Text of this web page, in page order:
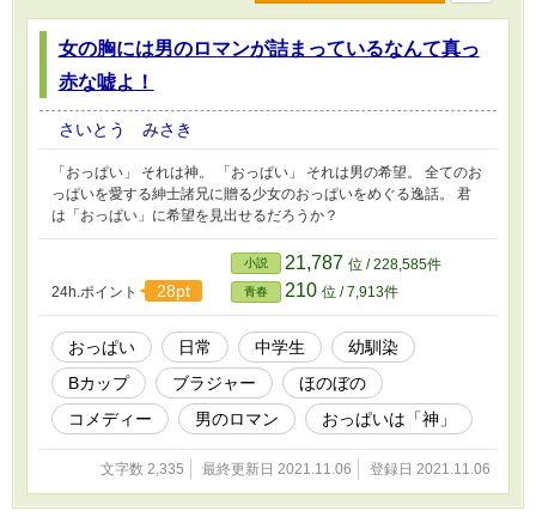
女の胸には男のロマンが詰まっているなんて真っ
赤な嘘よ！
さいとう みさき
「おっぱい」 それは神。 「おっぱい」 それは男の希望。 全てのお
っぱいを愛する紳士諸兄に贈る少女のおっぱいをめぐる逸話。 君
は「おっぱい」に希望を見出せるだろうか？
24h.ポイント 28pt
小説 21,787 位 / 228,585件
青春 210 位 / 7,913件
おっぱい 日常 中学生
幼馴染
Bカップ
ブラジャー
ほのぼの
コメディー
男のロマン おっぱいは「神」
文字数 2,335 最終更新日 2021.11.06 登録日 2021.11.06